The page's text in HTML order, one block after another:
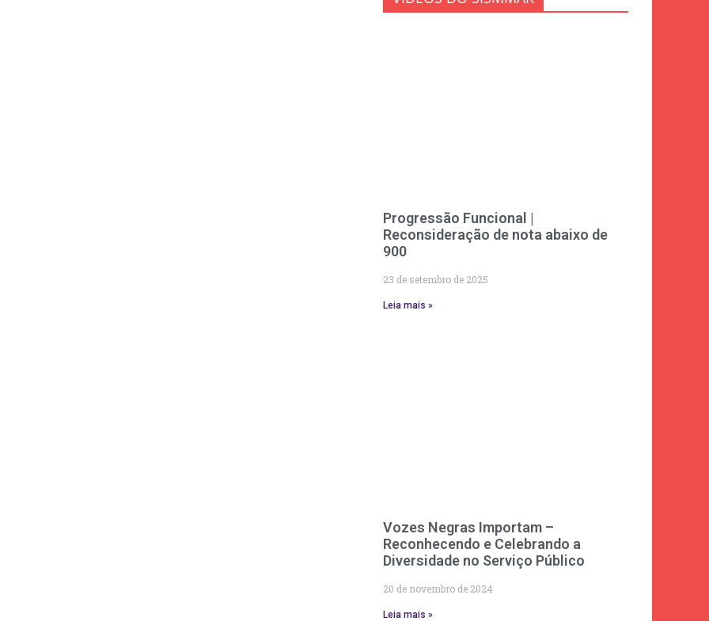
Progressão Funcional |
Reconsideração de nota abaixo de
900
23 de setembro de 2025
Leia mais »
Vozes Negras Importam –
Reconhecendo e Celebrando a
Diversidade no Serviço Público
20 de novembro de 2024
Leia mais »